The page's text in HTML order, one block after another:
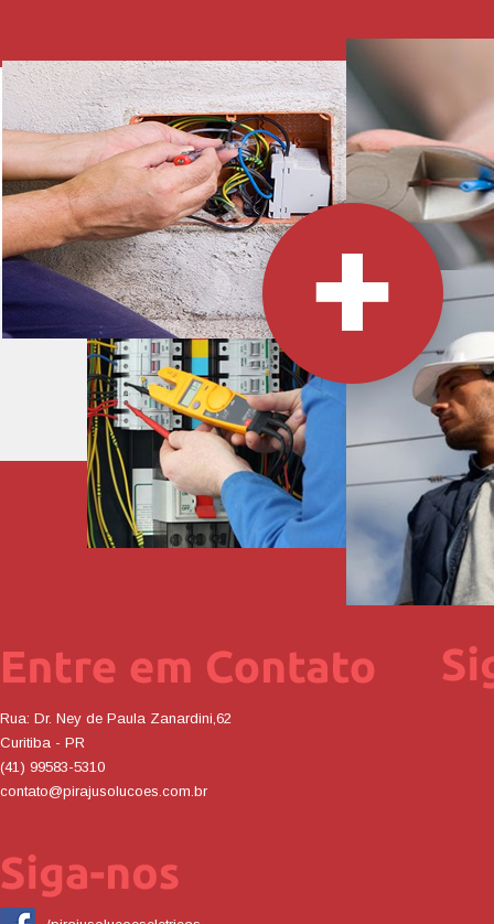
Rua: Dr. Ney de Paula Zanardini,62
Curitiba - PR
(41) 99583-5310
contato@pirajusolucoes.com.br